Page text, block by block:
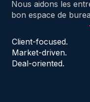
Nous aidons les
bon espace de
Client-focused.
Market-driven.
Deal-oriented.